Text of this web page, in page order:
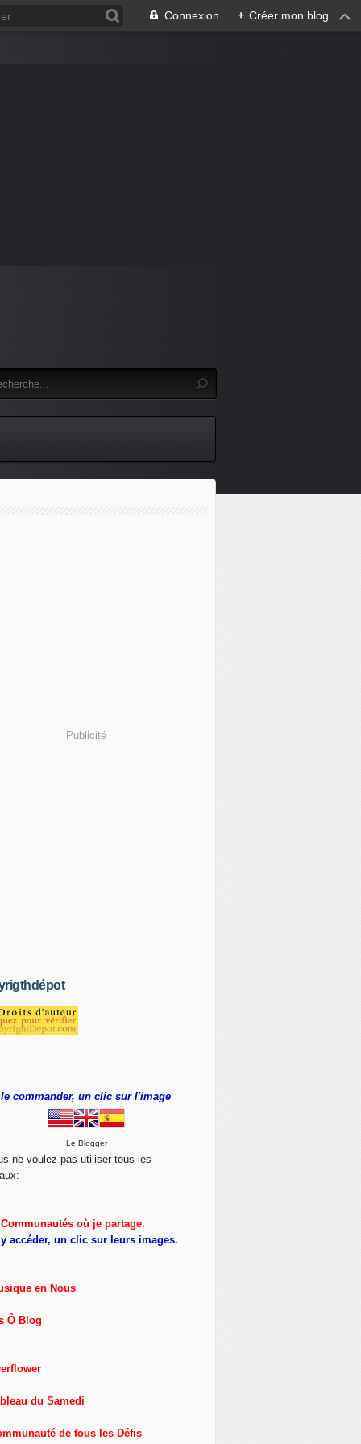
Connexion + Créer mon blog
Publicité
commander, un clic sur l'image
Le Blogger
ne voulez pas utiliser tous les
Communautés où je partage.
accéder, un clic sur leurs images.
en Nous
Ô Blog
du Samedi
de tous les Défis